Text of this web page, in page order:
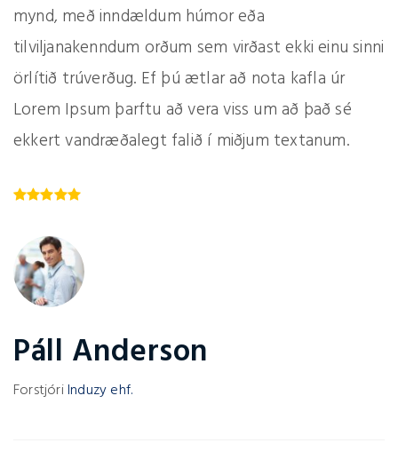
mynd, með inndældum húmor eða
tilviljanakenndum orðum sem virðast ekki einu sinni
örlítið trúverðug. Ef þú ætlar að nota kafla úr
Lorem Ipsum þarftu að vera viss um að það sé
ekkert vandræðalegt falið í miðjum textanum.
Páll Anderson
ForstjóriInduzy ehf.